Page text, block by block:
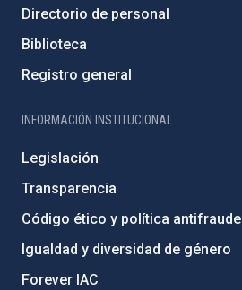
Directorio de personal
Biblioteca
Registro general
INFORMACIÓN INSTITUCIONAL
Legislación
Transparencia
Código ético y política antifraude
Igualdad y diversidad de género
Forever IAC